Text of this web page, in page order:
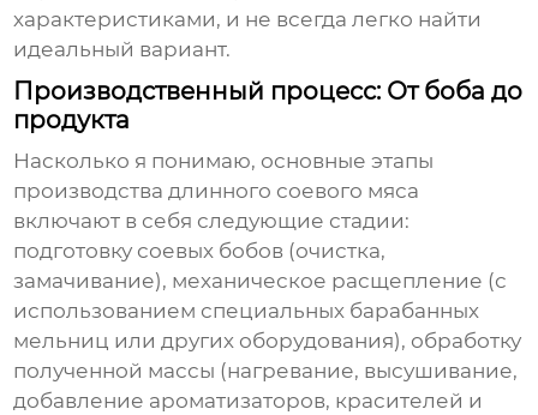
характеристиками, и не всегда легко найти
идеальный вариант.
Производственный процесс: От боба до
продукта
Насколько я понимаю, основные этапы
производствадлинного соевого мяса
включают в себя следующие стадии:
подготовку соевых бобов (очистка,
замачивание), механическое расщепление (с
использованием специальных барабанных
мельниц или других оборудования), обработку
полученной массы (нагревание, высушивание,
добавление ароматизаторов, красителей и